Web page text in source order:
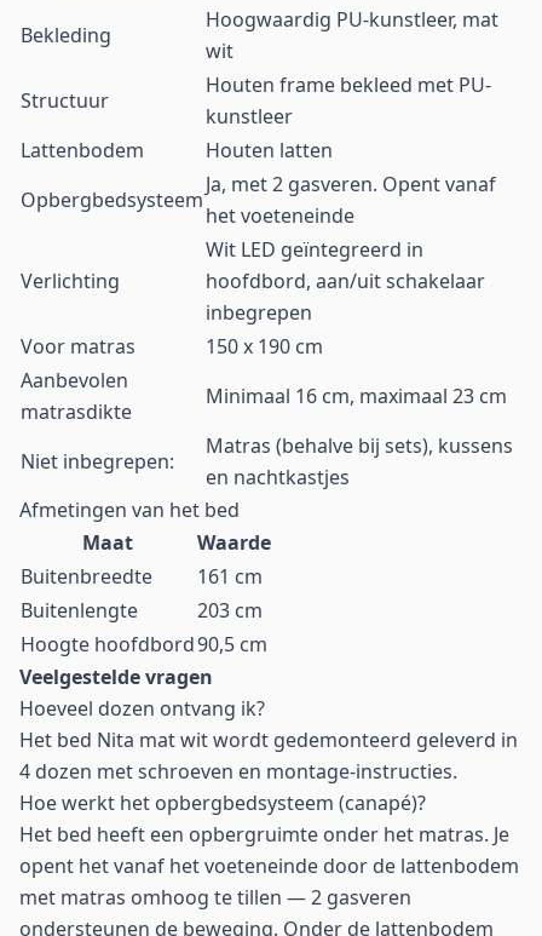
Bekleding
Hoogwaardig PU-kunstleer, mat
wit
Structuur
Houten frame bekleed met PU-
kunstleer
Lattenbodem
Houten latten
Opbergbedsysteem
Ja, met 2 gasveren. Opent vanaf
het voeteneinde
Verlichting
Wit LED geïntegreerd in
hoofdbord, aan/uit schakelaar
inbegrepen
Voor matras
150 x 190 cm
Aanbevolen
matrasdikte
Minimaal 16 cm, maximaal 23 cm
Niet inbegrepen:
Matras (behalve bij sets), kussens
en nachtkastjes
Afmetingen van het bed
Maat
Waarde
Buitenbreedte
161 cm
Buitenlengte
203 cm
Hoogte hoofdbord90,5 cm
Veelgestelde vragen
Hoeveel dozen ontvang ik?
Het bed Nita mat wit wordt gedemonteerd geleverd in
4 dozen met schroeven en montage-instructies.
Hoe werkt het opbergbedsysteem (canapé)?
Het bed heeft een opbergruimte onder het matras. Je
opent het vanaf het voeteneinde door de lattenbodem
met matras omhoog te tillen — 2 gasveren
ondersteunen de beweging. Onder de lattenbodem